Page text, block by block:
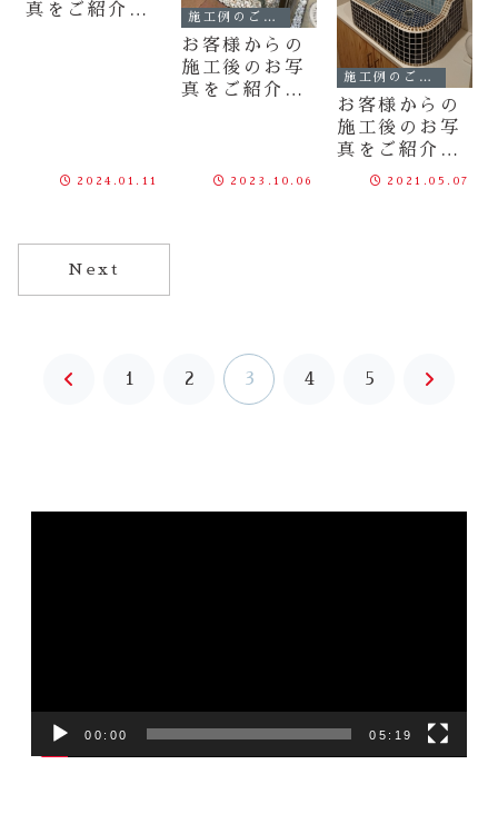
真をご紹介
2024.01.11
施工例のご紹介
お客様からの
施工後のお写
真をご紹介
2023.10.06
施工例のご紹介
お客様からの
施工後のお写
真をご紹介
〈2021.5.7〉
2021.05.07
Next
前
1 2 3 4 5
次
00:00 05:19